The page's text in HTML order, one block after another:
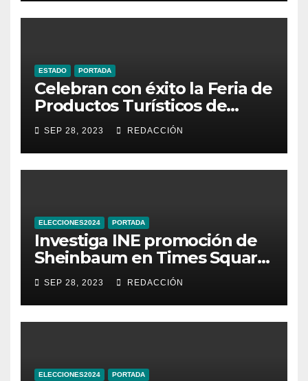
ESTADO PORTADA
Celebran con éxito la Feria de
Productos Turísticos de
Guanajuato
SEP 28, 2023 REDACCIÓN
ELECCIONES2024 PORTADA
Investiga INE promoción de
Sheinbaum en Times Square
de Nueva York
SEP 28, 2023 REDACCIÓN
ELECCIONES2024 PORTADA